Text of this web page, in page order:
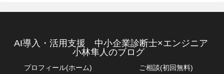
AI導入・活用支援 中小企業診断士×エンジニア
小林隼人のブログ
プロフィール(ホーム) ご相談(初回無料)